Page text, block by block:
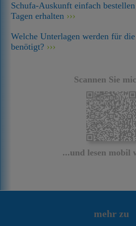
Schufa-Auskunft einfach
Tagen erhalten
Welche Unterlagen werden für
benötigt?
Scannen Sie
...und lesen mobil
mehr zu